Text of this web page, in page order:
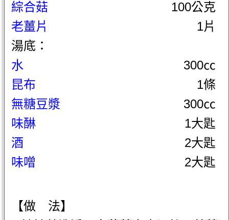
綜合菇
100公克
老薑片
1片
湯底：
水
300㏄
昆布
1條
無糖豆漿
300㏄
味醂
1大匙
酒
2大匙
味噌
2大匙
【做 法】